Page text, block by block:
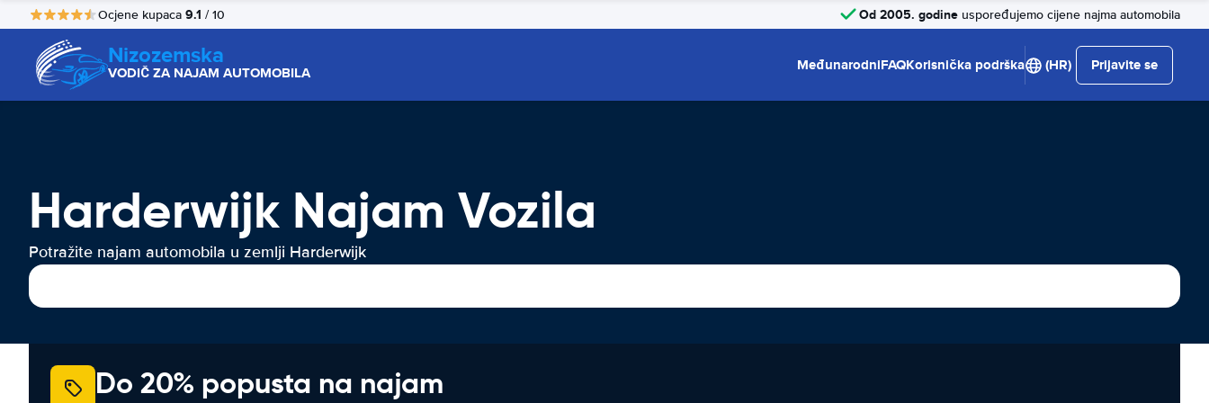
Ocjene kupaca 9.1 / 10 Od 2005. godine uspoređujemo cijene najma automobila
Nizozemska
VODIČ ZA NAJAM AUTOMOBILA MeđunarodniFAQKorisnička podrška (HR) Prijavite se
Harderwijk Najam Vozila
Potražite najam automobila u zemlji Harderwijk
Do 20% popusta na najam